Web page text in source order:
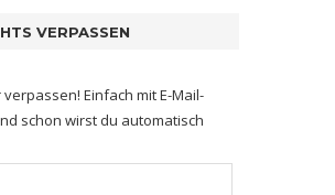
VERPASSEN
Einfach mit E-Mail-
schon wirst du automatisch